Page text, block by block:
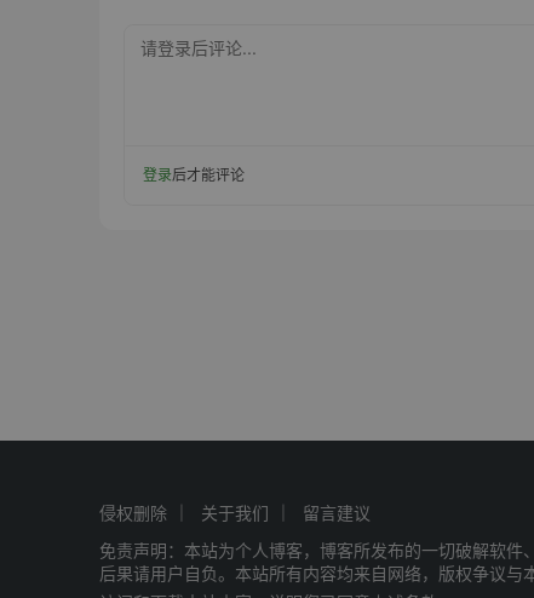
请登录后评论...
登录后才能评论
侵权删除 关于我们
留言建议
免责声明：本站为个人博客，博客所发布的一切破解软
后果请用户自负。本站所有内容均来自网络，版权争议